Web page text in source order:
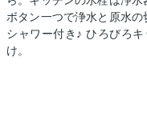
ボタン一つで浄水と原水
シャワー付き♪ ひろびろ
け。